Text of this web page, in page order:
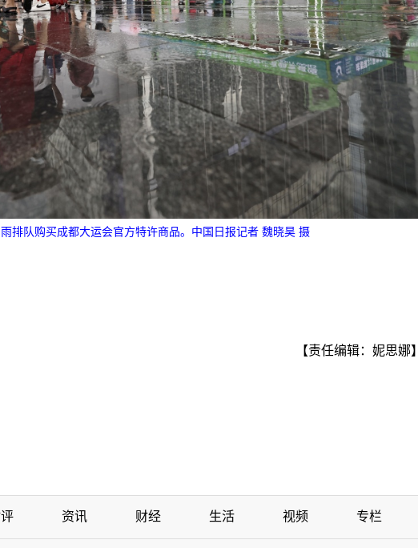
排队购买成都大运会官方特许商品。中国日报记者 魏晓昊 摄
【责任编辑：妮思娜】
资讯 财经 生活 视频 专栏